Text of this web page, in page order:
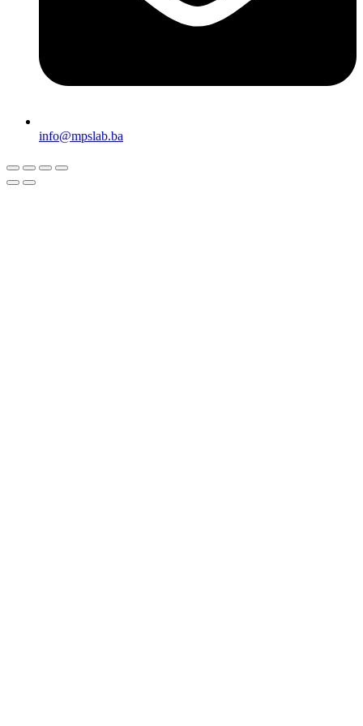
info@mpslab.ba